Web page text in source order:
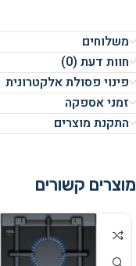
משלוחים
חוות דעת (0)
פינוי פסולת אלקטרונית
זמני אספקה
התקנת מוצרים
מוצרים קשורים